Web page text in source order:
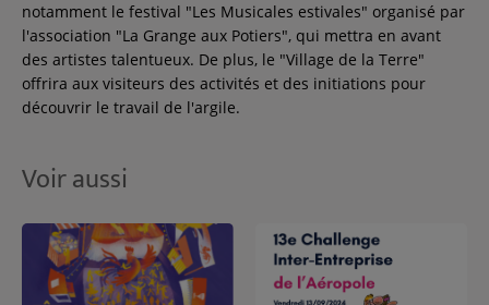
notamment le festival "Les Musicales estivales" organisé par
l'association "La Grange aux Potiers", qui mettra en avant
des artistes talentueux. De plus, le "Village de la Terre"
offrira aux visiteurs des activités et des initiations pour
découvrir le travail de l'argile.
Voir aussi